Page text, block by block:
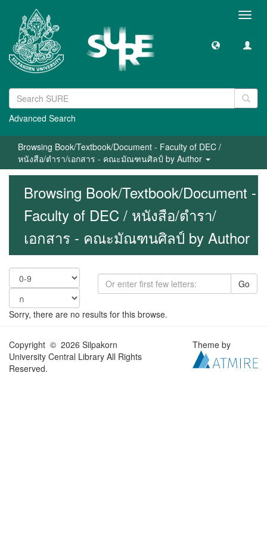
Advanced Search
Browsing Book/Textbook/Document - Faculty of DEC /
หนังสือ/ตำรา/เอกสาร - คณะมัณฑนศิลป์ by Author
Browsing Book/Textbook/Document -
Faculty of DEC / หนังสือ/ตำรา/
เอกสาร - คณะมัณฑนศิลป์ by Author
Go
Sorry, there are no results for this browse.
Copyright © 2026 Silpakorn
University Central Library All Rights
Reserved.
Theme by